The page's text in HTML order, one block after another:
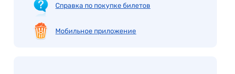
Справка по покупке билетов
Мобильное приложение